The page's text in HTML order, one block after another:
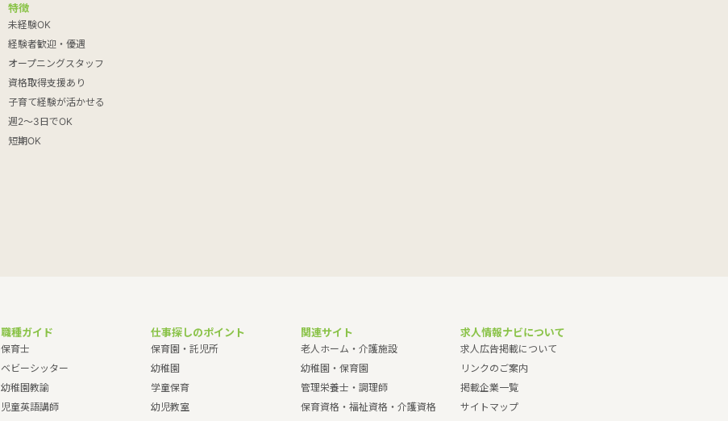
特徴
未経験OK
経験者歓迎・優遇
オープニングスタッフ
資格取得支援あり
子育て経験が活かせる
週2～3日でOK
短期OK
職種ガイド
保育士
ベビーシッター
幼稚園教諭
児童英語講師
仕事探しのポイント
保育園・託児所
幼稚園
学童保育
幼児教室
関連サイト
老人ホーム・介護施設
幼稚園・保育園
管理栄養士・調理師
保育資格・福祉資格・介護資格
求人情報ナビについて
求人広告掲載について
リンクのご案内
掲載企業一覧
サイトマップ